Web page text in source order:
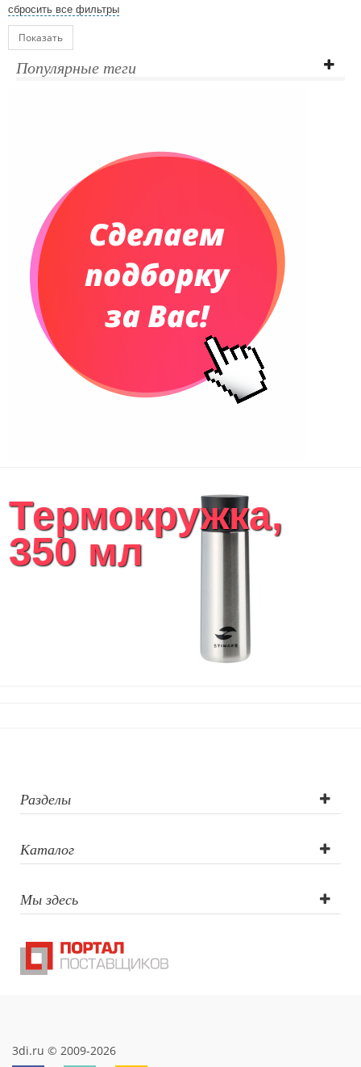
сбросить все фильтры
Показать
Популярные теги
Термокружка,
350 мл
Разделы
Каталог
Мы здесь
3di.ru © 2009-2026